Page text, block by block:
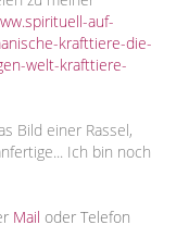
auf-
krafttiere-die-
welt-krafttiere-
Bild einer Rassel,
Ich bin noch
Mail oder Telefon